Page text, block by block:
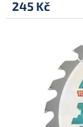
245 Kč